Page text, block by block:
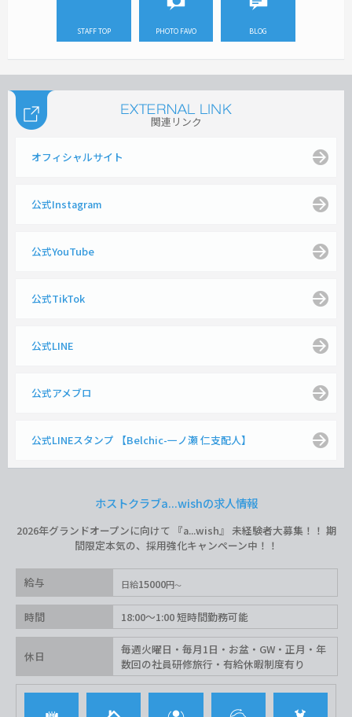
STAFF TOP PHOTO FAVO BLOG
関連リンク
オフィシャルサイト
公式Instagram
公式YouTube
公式TikTok
公式LINE
公式アメブロ
公式LINEスタンプ 【Belchic-一ノ瀬 仁支配人】
ホストクラブa...wishの求人情報
2026年グランドオープンに向けて 『a...wish』 未経験者大募集！！ 期
間限定本気の、採用強化キャンペーン中！！
給与 日給15000円
時間 18:00〜1:00 短時間勤務可能
休日
毎週火曜日・毎月1日・お盆・GW・正月・年
数回の社員研修旅行・有給休暇制度有り